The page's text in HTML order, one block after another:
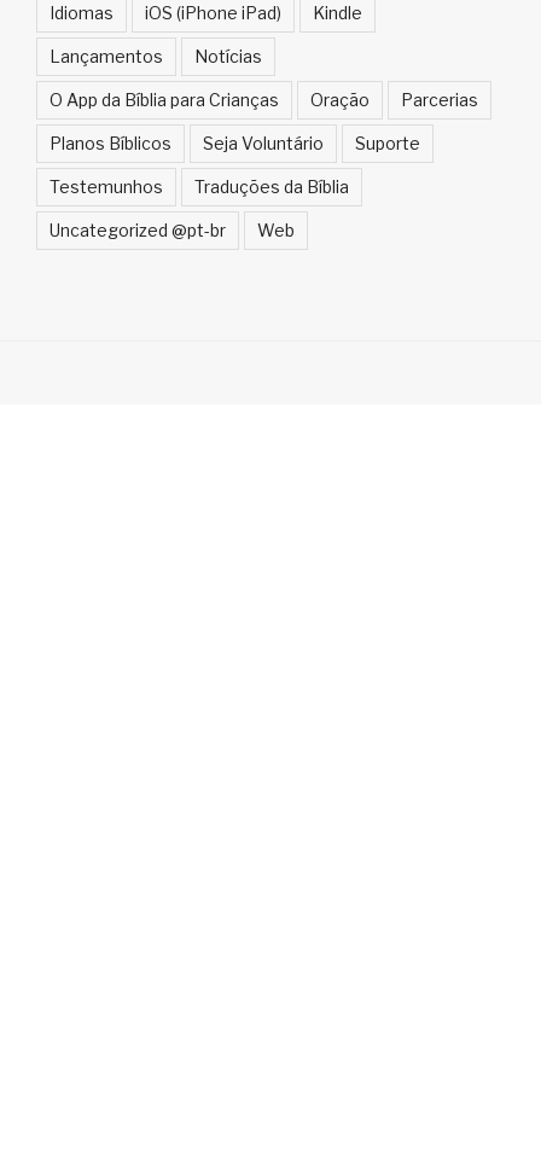
Idiomas iOS (iPhone iPad) Kindle
Lançamentos Notícias
O App da Bíblia para Crianças Oração Parcerias
Planos Bíblicos Seja Voluntário Suporte
Testemunhos Traduções da Bíblia
Uncategorized @pt-br Web